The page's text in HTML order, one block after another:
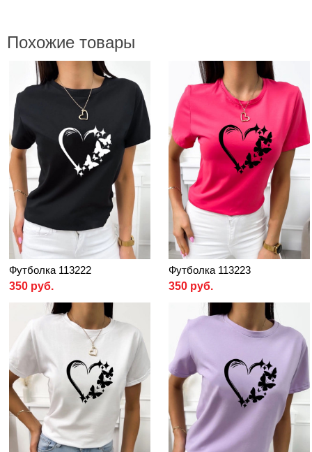
Похожие товары
Футболка 113222
350 руб.
Футболка 113223
350 руб.